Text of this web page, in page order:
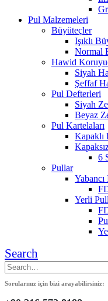
Pul Malzemeleri
Büyüteçler
Işıklı
Normal
Hawid
Siyah
Şeffaf
Pul Defterleri
Siyah
Beyaz
Pul Kartelaları
Kapaklı
6
Pullar
Yabancı
Yerli
Search
Sorularınız için bizi arayabilirsiniz: